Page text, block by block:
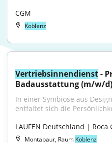
CGM
Koblenz
Vertriebsinnendienst -
Badausstattung (m/w/d)
In einer Symbiose aus
entfaltet sich die
LAUFEN Deutschland | Roca
Montabaur, Raum Koblenz